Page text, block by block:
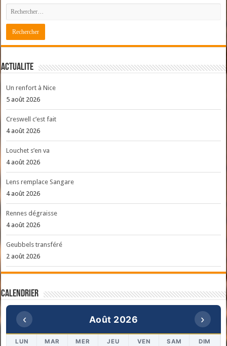
ACTUALITE
Un renfort à Nice
5 août 2026
Creswell c’est fait
4 août 2026
Louchet s’en va
4 août 2026
Lens remplace Sangare
4 août 2026
Rennes dégraisse
4 août 2026
Geubbels transféré
2 août 2026
Calendrier
‹ Août 2026 ›
LUN MAR MER JEU VEN SAM DIM